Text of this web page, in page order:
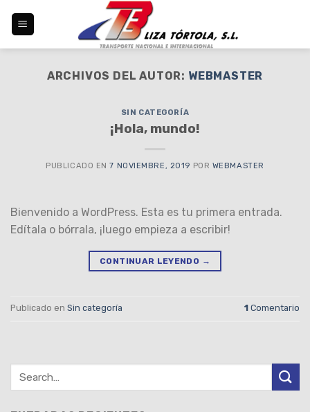
ARCHIVOS DEL AUTOR: WEBMASTER
SIN CATEGORÍA
¡Hola, mundo!
PUBLICADO EN7 NOVIEMBRE, 2019 POR WEBMASTER
Bienvenido a WordPress. Esta es tu primera entrada.
Edítala o bórrala, ¡luego empieza a escribir!
CONTINUAR LEYENDO →
Publicado en Sin categoría 1 Comentario